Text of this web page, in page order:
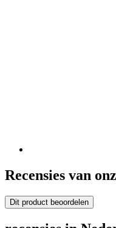
Recensies van
Dit product beoordelen